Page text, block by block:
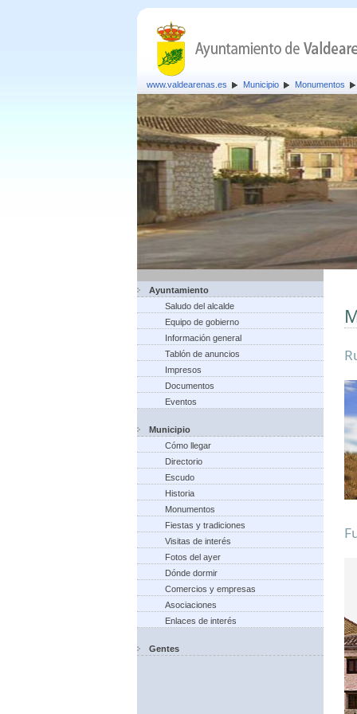
www.valdearenas.es Municipio Monumentos
Ayuntamiento
Saludo del alcalde
Equipo de gobierno
Información general
Tablón de anuncios
Impresos
Documentos
Eventos
Municipio
Cómo llegar
Directorio
Escudo
Historia
Monumentos
Fiestas y tradiciones
Visitas de interés
Fotos del ayer
Dónde dormir
Comercios y empresas
Asociaciones
Enlaces de interés
Gentes